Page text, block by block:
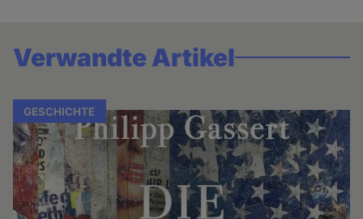
Verwandte Artikel
GESCHICHTE